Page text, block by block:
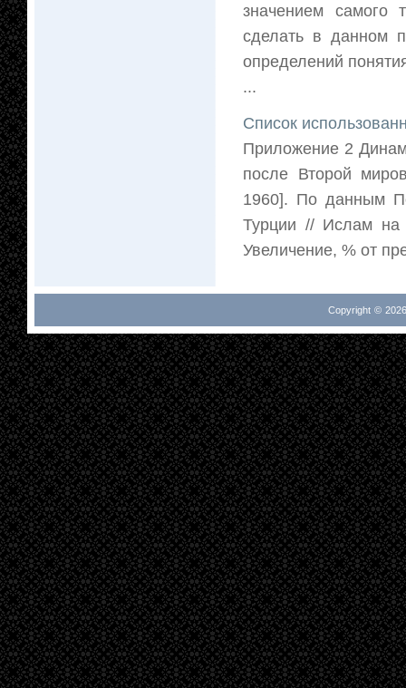
значением самого
сделать в данном
определений
...
Список
Приложение 2
после Второй
1960]. По данным
Турции // Ислам на
Увеличение, % от
Copyright ©